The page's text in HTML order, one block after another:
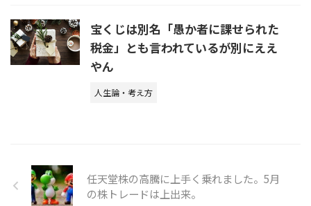
宝くじは別名「愚か者に課せられた
税金」とも言われているが別にええ
やん
人生論・考え方
任天堂株の高騰に上手く乗れました。5月
の株トレードは上出来。